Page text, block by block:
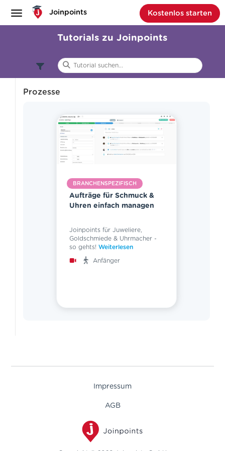
Joinpoints Kostenlos starten
Tutorials zu Joinpoints
Anwendung
Baukasten
Branchenspezifisch
Tipps & Tricks
Fortgeschritten
Prozesse
BRANCHENSPEZIFISCH
Aufträge für Schmuck &
Uhren einfach managen
Joinpoints für Juweliere,
Goldschmiede & Uhrmacher -
so gehts! Weiterlesen
Anfänger
Impressum
AGB